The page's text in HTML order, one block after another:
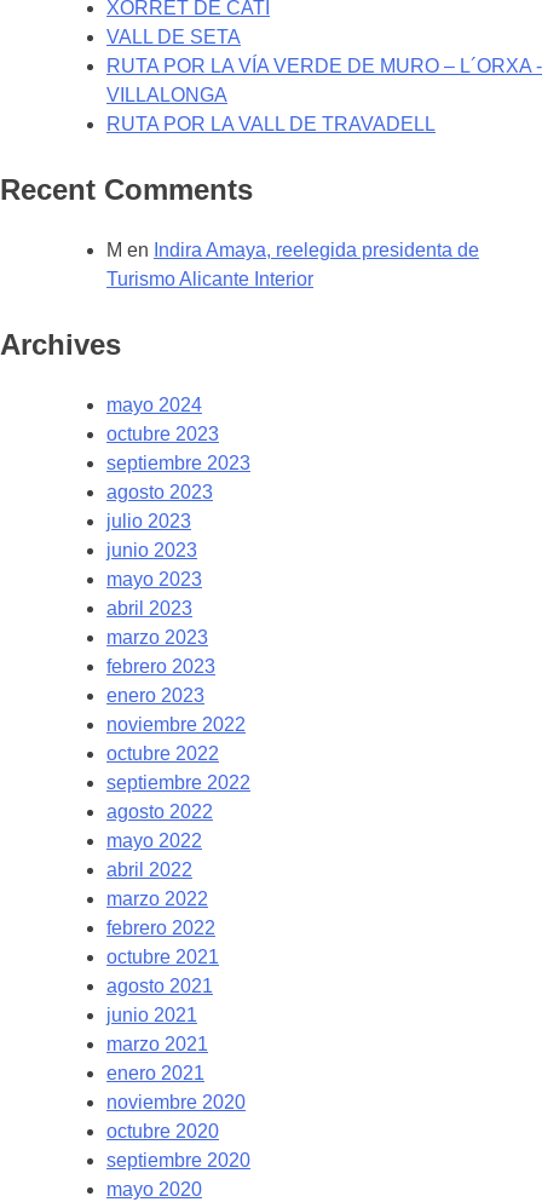
XORRET DE CATÍ
VALL DE SETA
RUTA POR LA VÍA VERDE DE MURO – L´ORXA -
VILLALONGA
RUTA POR LA VALL DE TRAVADELL
Recent Comments
M en Indira Amaya, reelegida presidenta de
Turismo Alicante Interior
Archives
mayo 2024
octubre 2023
septiembre 2023
agosto 2023
julio 2023
junio 2023
mayo 2023
abril 2023
marzo 2023
febrero 2023
enero 2023
noviembre 2022
octubre 2022
septiembre 2022
agosto 2022
mayo 2022
abril 2022
marzo 2022
febrero 2022
octubre 2021
agosto 2021
junio 2021
marzo 2021
enero 2021
noviembre 2020
octubre 2020
septiembre 2020
mayo 2020